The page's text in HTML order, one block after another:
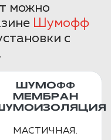
можно
Шумофф
с
ШУМОФФ
МЕМБРАН
МАСТИЧНАЯ.